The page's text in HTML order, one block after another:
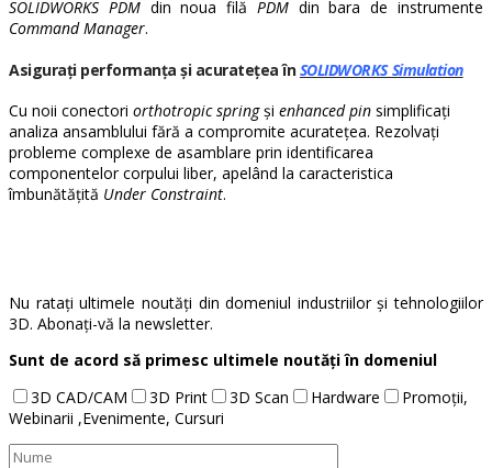
SOLIDWORKS PDMdin noua filă PDMdin bara de instrumente
Command Manager.
Asigurați performanța și acuratețea înSOLIDWORKS Simulation
Cu noii conectori orthotropic springși enhanced pin simplificați
analiza ansamblului fără a compromite acuratețea. Rezolvați
probleme complexe de asamblare prin identificarea
componentelor corpului liber, apelând la caracteristica
îmbunătățită Under Constraint.
Nu ratați ultimele noutăți din domeniul industriilor și tehnologiilor
3D. Abonați-vă la newsletter.
Sunt de acord să primesc ultimele noutăți în domeniul
3D CAD/CAM
3D Print 3D Scan Hardware
Promoții,
Webinarii ,Evenimente, Cursuri